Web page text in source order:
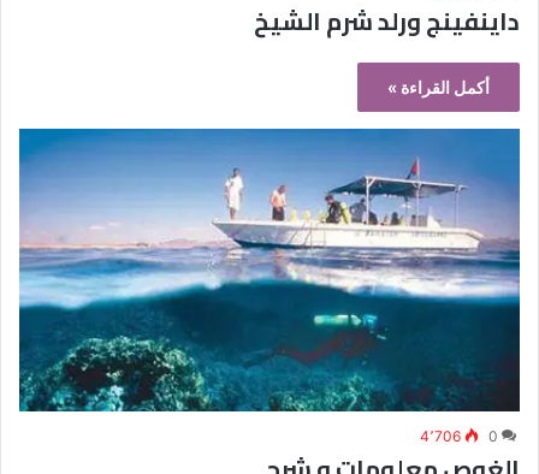
داينفينج ورلد شرم الشيخ
أكمل القراءة »
0 4٬706